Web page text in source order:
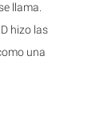
llama.
hizo las
una